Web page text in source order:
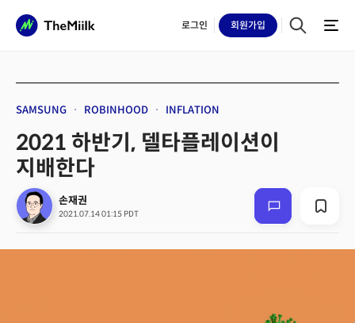
로그인 회원가입
SAMSUNG ROBINHOOD INFLATION
2021 하반기, 델타플레이션이
지배한다
손재권
2021.07.14 01:15 PDT